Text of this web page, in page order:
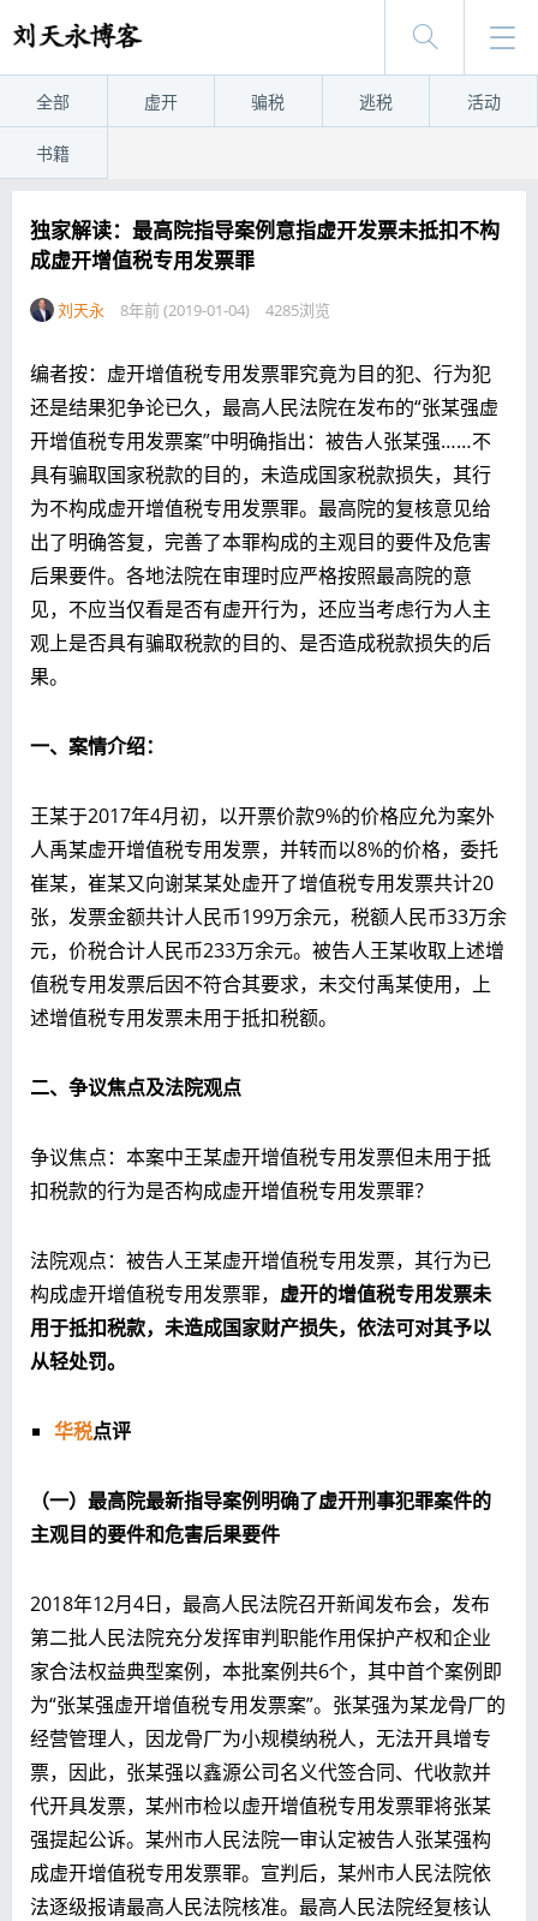
全部 虚开 骗税 逃税 活动
书籍
独家解读：最高院指导案例意指虚开发票未抵扣不构
成虚开增值税专用发票罪
刘天永 8年前 (2019-01-04) 4285浏览
编者按：虚开增值税专用发票罪究竟为目的犯、行为犯
还是结果犯争论已久，最高人民法院在发布的“张某强虚
开增值税专用发票案”中明确指出：被告人张某强……不
具有骗取国家税款的目的，未造成国家税款损失，其行
为不构成虚开增值税专用发票罪。最高院的复核意见给
出了明确答复，完善了本罪构成的主观目的要件及危害
后果要件。各地法院在审理时应严格按照最高院的意
见，不应当仅看是否有虚开行为，还应当考虑行为人主
观上是否具有骗取税款的目的、是否造成税款损失的后
果。
一、案情介绍：
王某于2017年4月初，以开票价款9%的价格应允为案外
人禹某虚开增值税专用发票，并转而以8%的价格，委托
崔某，崔某又向谢某某处虚开了增值税专用发票共计20
张，发票金额共计人民币199万余元，税额人民币33万余
元，价税合计人民币233万余元。被告人王某收取上述增
值税专用发票后因不符合其要求，未交付禹某使用，上
述增值税专用发票未用于抵扣税额。
二、争议焦点及法院观点
争议焦点：本案中王某虚开增值税专用发票但未用于抵
扣税款的行为是否构成虚开增值税专用发票罪？
法院观点：被告人王某虚开增值税专用发票，其行为已
构成虚开增值税专用发票罪， 虚开的增值税专用发票未
用于抵扣税款，未造成国家财产损失，依法可对其予以
从轻处罚。
华税点评
（一）最高院最新指导案例明确了虚开刑事犯罪案件的
主观目的要件和危害后果要件
2018年12月4日，最高人民法院召开新闻发布会，发布
第二批人民法院充分发挥审判职能作用保护产权和企业
家合法权益典型案例，本批案例共6个，其中首个案例即
为“张某强虚开增值税专用发票案”。张某强为某龙骨厂的
经营管理人，因龙骨厂为小规模纳税人，无法开具增专
票，因此，张某强以鑫源公司名义代签合同、代收款并
代开具发票，某州市检以虚开增值税专用发票罪将张某
强提起公诉。某州市人民法院一审认定被告人张某强构
成虚开增值税专用发票罪。宣判后，某州市人民法院依
法逐级报请最高人民法院核准。最高人民法院经复核认